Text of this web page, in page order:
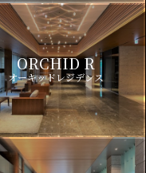
ORCHID R
オーキッドレジデンス